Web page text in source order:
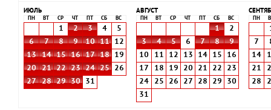
ИЮЛЬ
ПН ВТ СР ЧТ СБ ВС
1 2 3 4
5
6
7 8 9 10 11
12
13
14 15 16 17 18
19
20
21 22 23 24 25
26
27
28 29 30 31
АВГУСТ
ПН ВТ СР ЧТ СБ ВС
1
2
3
4 5 6 7 8
9
10
11 12 13 14 15
16
17
18 19 20 21 22
23
24
25 26 27 28 29
30
31
ПН
7
14
21
28